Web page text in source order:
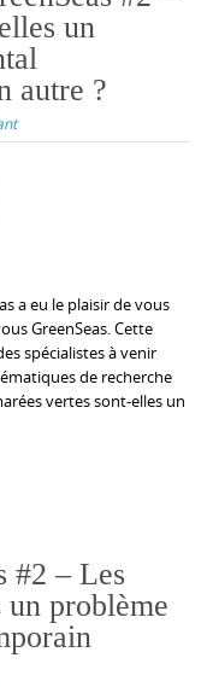
un
autre ?
a eu le plaisir de vous
GreenSeas. Cette
spécialistes à venir
de recherche
vertes sont-elles un
#2 – Les
un problème